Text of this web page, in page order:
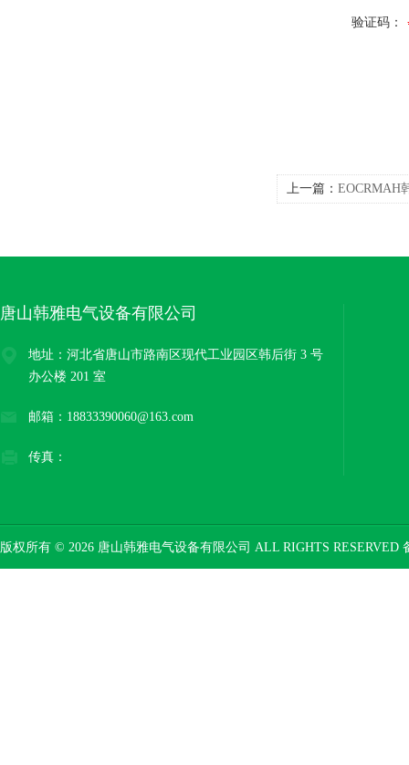
验证码：
上一篇： EOCRMAH
唐山韩雅电气设备有限公司
地址：河北省唐山市路南区现代工业园区韩后街 3 号
办公楼 201 室
邮箱：18833390060@163.com
传真：
版权所有 © 2026 唐山韩雅电气设备有限公司 ALL RIGHTS RESERVED